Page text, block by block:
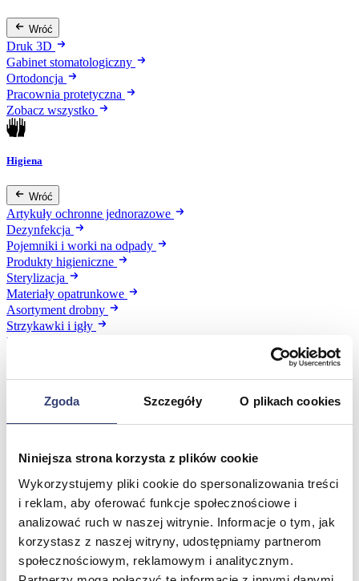
Zgoda Szczegóły O plikach cookies
Niniejsza strona korzysta z plików cookie
Wykorzystujemy pliki cookie do spersonalizowania treści
i reklam, aby oferować funkcje społecznościowe i
analizować ruch w naszej witrynie. Informacje o tym, jak
korzystasz z naszej witryny, udostępniamy partnerom
społecznościowym, reklamowym i analitycznym.
Wróć
Druk 3D
Gabinet stomatologiczny
Ortodoncja
Pracownia protetyczna
Zobacz wszystko
Higiena
Wróć
Artykuły ochronne jednorazowe
Dezynfekcja
Pojemniki i worki na odpady
Produkty higieniczne
Sterylizacja
Materiały opatrunkowe
Asortyment drobny
Strzykawki i igły
Urządzenia
Profilaktyka i diagnostyka
Pulsoksymetry
Ciśnieniomierze
Inhalatory
Instrumenty diagnostyczne
Artykuły Przeciwodleżynowe
Stetoskopy
Termometry
Zobacz wszystko